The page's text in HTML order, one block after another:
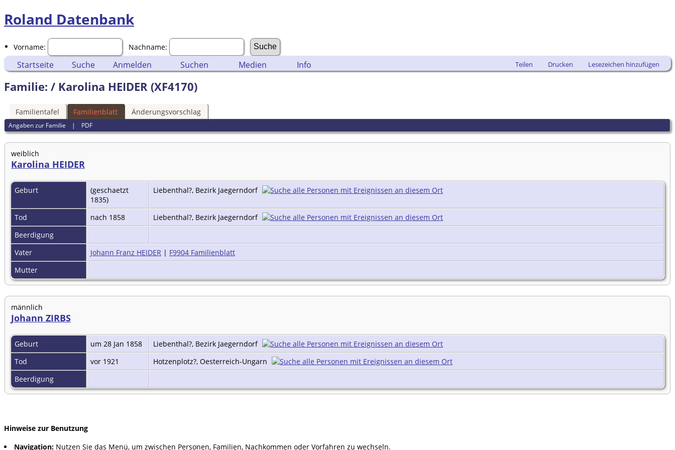
Roland Datenbank
Vorname: Nachname:
Startseite Suche Anmelden Suchen Medien Info Teilen Drucken Lesezeichen hinzufügen
Familie: / Karolina HEIDER (XF4170)
Familientafel Familienblatt Änderungsvorschlag
Angaben zur Familie | PDF
weiblich
Karolina HEIDER
Geburt
(geschaetzt
1835)
Liebenthal?, Bezirk Jaegerndorf
Tod nach 1858
Liebenthal?, Bezirk Jaegerndorf
Beerdigung
Vater
Johann Franz HEIDER | F9904 Familienblatt
Mutter
männlich
Johann ZIRBS
Geburt um 28 Jan 1858
Liebenthal?, Bezirk Jaegerndorf
Tod
vor 1921
Hotzenplotz?, Oesterreich-Ungarn
Beerdigung
Hinweise zur Benutzung
Navigation: Nutzen Sie das Menü, um zwischen Personen, Familien, Nachkommen oder Vorfahren zu wechseln.